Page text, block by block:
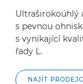
Ultraširokoúhlý
s pevnou
s vynikající
řady L.
NAJÍT